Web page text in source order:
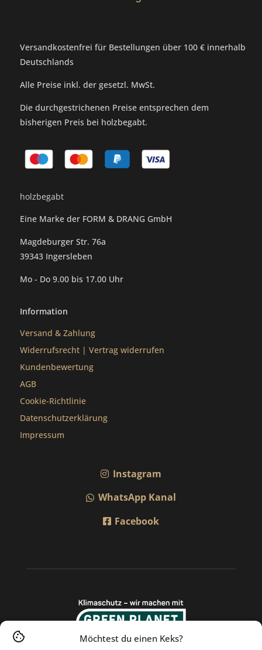
Möchtest du einen Keks?
Versandkostenfrei für Bestellungen über 100 € innerhalb
Deutschlands
Alle Preise inkl. der gesetzl. MwSt.
Die durchgestrichenen Preise entsprechen dem
bisherigen Preis bei holzbegabt.
holzbegabt
Eine Marke der FORM & DRANG GmbH
Magdeburger Str. 76a
39343 Ingersleben
Mo - Do 9.00 bis 17.00 Uhr
Information
Versand & Zahlung
Widerrufsrecht |Vertrag widerrufen
Kundenbewertung
AGB
Cookie-Richtlinie
Datenschutzerklärung
Impressum
Instagram
WhatsApp Kanal
Facebook